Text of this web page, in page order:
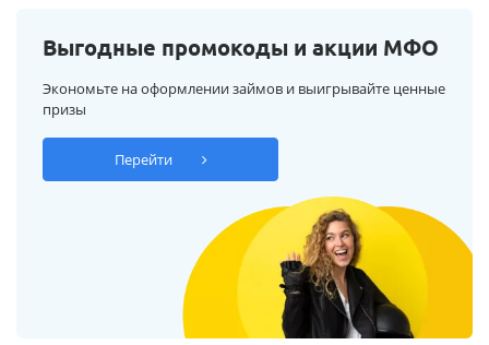
Выгодные промокоды и акции МФО
Экономьте на оформлении займов и выигрывайте ценные
призы
Перейти